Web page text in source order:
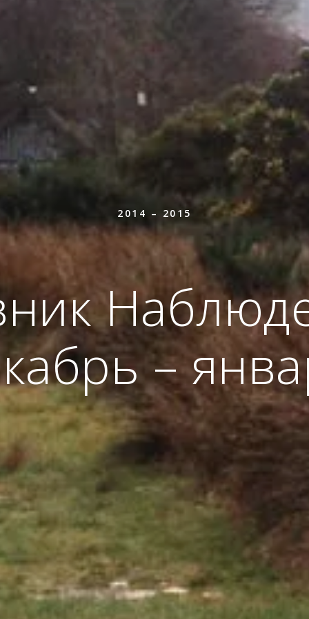
2014 – 2015
–